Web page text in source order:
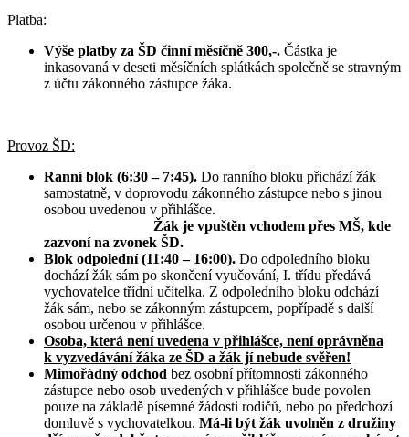
Platba:
Výše platby za ŠD činní měsíčně 300,-. Částka je
inkasovaná v deseti měsíčních splátkách společně se stravným
z účtu zákonného zástupce žáka.
Provoz ŠD:
Ranní blok (6:30 – 7:45). Do ranního bloku přichází žák
samostatně, v doprovodu zákonného zástupce nebo s jinou
osobou uvedenou v přihlášce.
Žák je vpuštěn vchodem přes MŠ, kde
zazvoní na zvonek ŠD.
Blok odpolední(11:40 – 16:00). Do odpoledního bloku
dochází žák sám po skončení vyučování, I. třídu předává
vychovatelce třídní učitelka. Z odpoledního bloku odchází
žák sám, nebo se zákonným zástupcem, popřípadě s další
osobou určenou v přihlášce.
Osoba, která není uvedena v přihlášce, není oprávněna
k vyzvedávání žáka ze ŠD a žák jí nebude svěřen!
Mimořádný odchod bez osobní přítomnosti zákonného
zástupce nebo osob uvedených v přihlášce bude povolen
pouze na základě písemné žádosti rodičů, nebo po předchozí
domluvě s vychovatelkou. Má-li být žák uvolněn z družiny